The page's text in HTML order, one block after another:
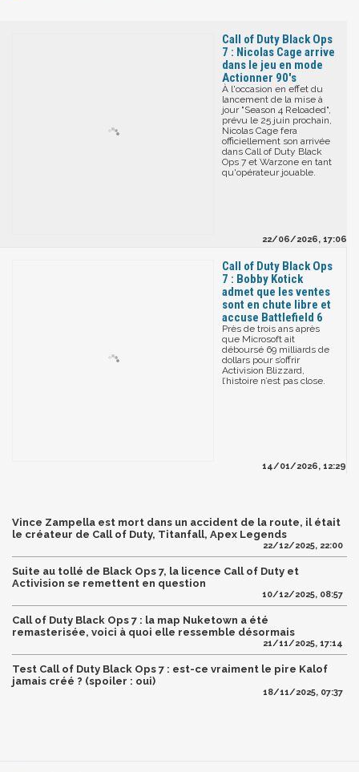
Call of Duty Black Ops
7 : Nicolas Cage arrive
dans le jeu en mode
Actionner 90's
À l'occasion en effet du
lancement de la mise à
jour "Season 4 Reloaded",
prévu le 25 juin prochain,
Nicolas Cage fera
officiellement son arrivée
dans Call of Duty Black
Ops 7 et Warzone en tant
qu'opérateur jouable.
22/06/2026, 17:06
Call of Duty Black Ops
7 : Bobby Kotick
admet que les ventes
sont en chute libre et
accuse Battlefield 6
Près de trois ans après
que Microsoft ait
déboursé 69 milliards de
dollars pour s’offrir
Activision Blizzard,
l’histoire n’est pas close.
14/01/2026, 12:29
Vince Zampella est mort dans un accident de la route, il était
le créateur de Call of Duty, Titanfall, Apex Legends
22/12/2025, 22:00
Suite au tollé de Black Ops 7, la licence Call of Duty et
Activision se remettent en question
10/12/2025, 08:57
Call of Duty Black Ops 7 : la map Nuketown a été
remasterisée, voici à quoi elle ressemble désormais
21/11/2025, 17:14
Test Call of Duty Black Ops 7 : est-ce vraiment le pire Kalof
jamais créé ? (spoiler : oui)
18/11/2025, 07:37